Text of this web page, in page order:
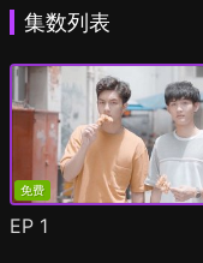
集数列表
免费
EP 1